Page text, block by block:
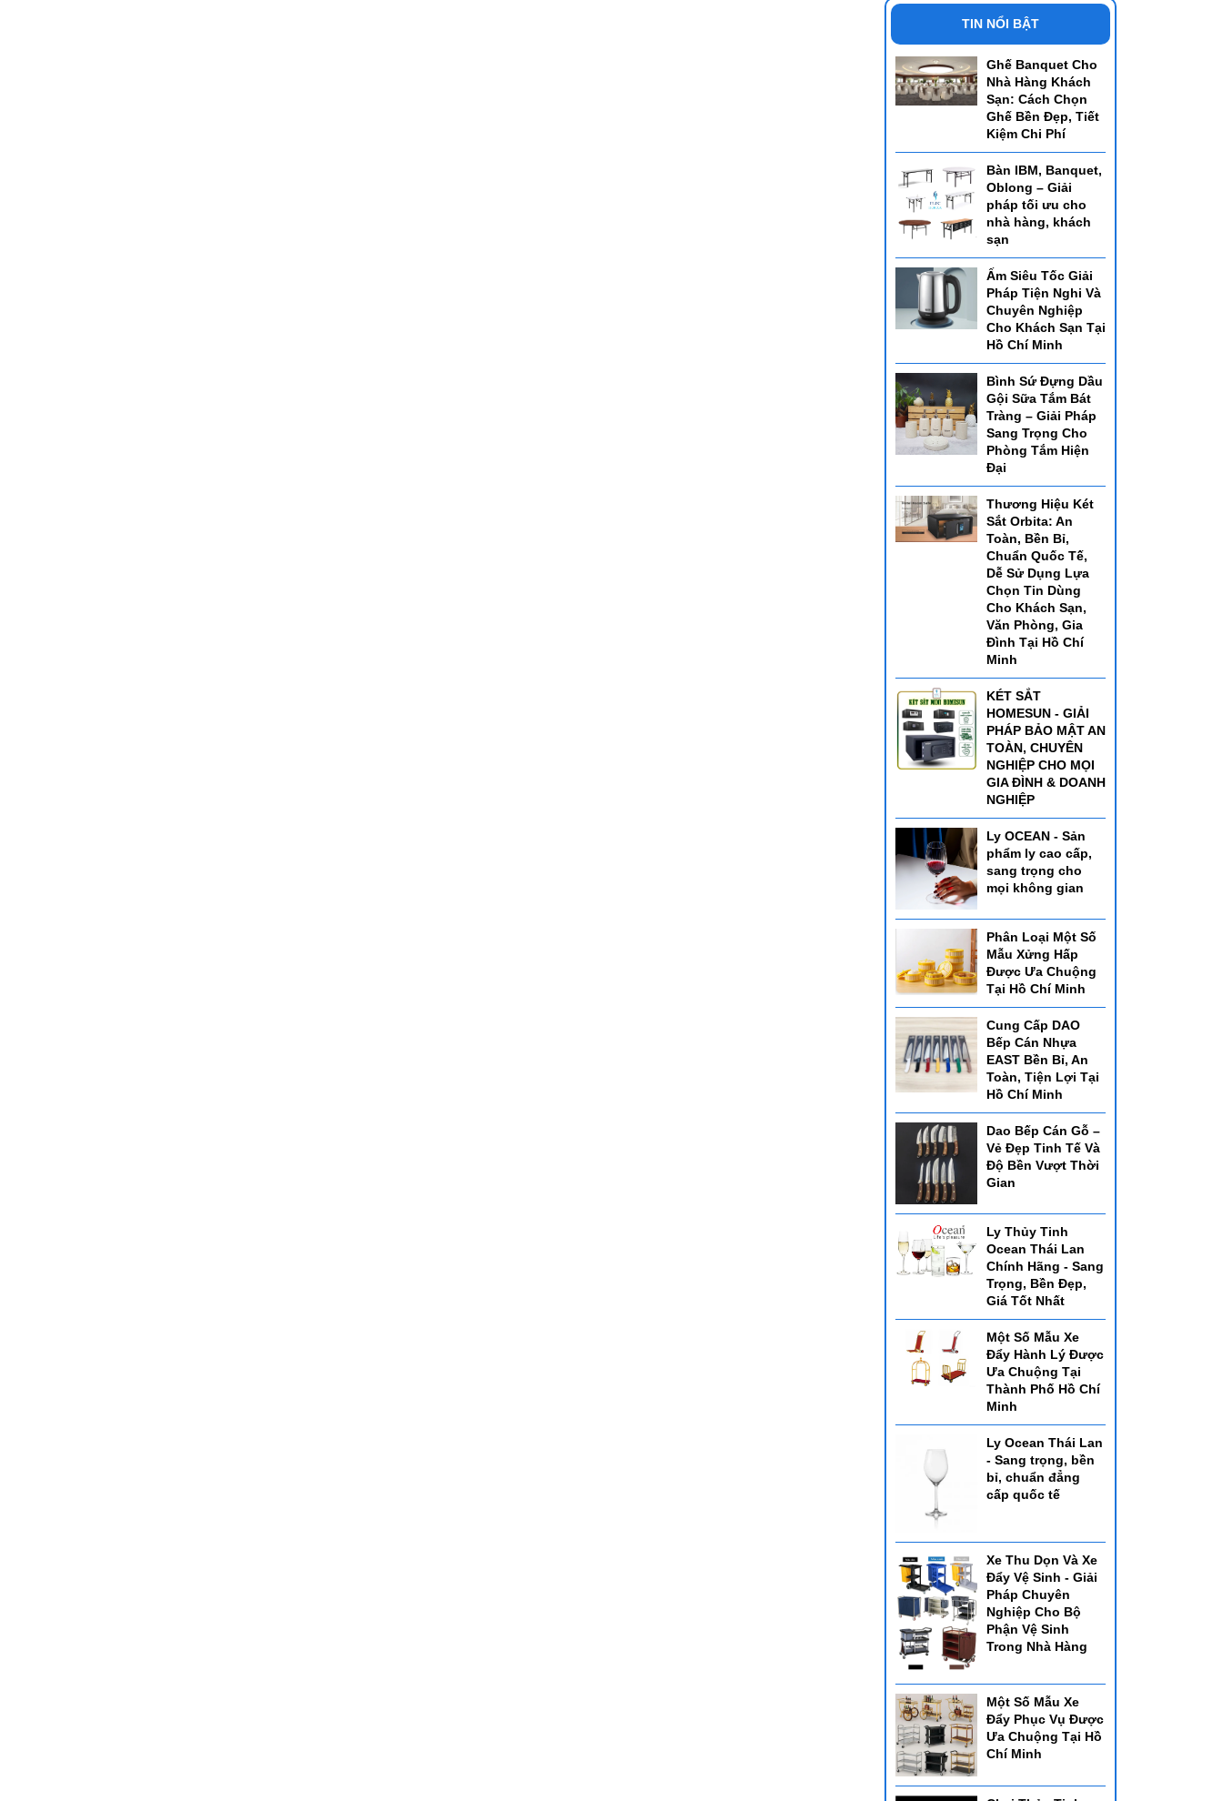
TIN NỔI BẬT
Ghế Banquet Cho
Nhà Hàng Khách
Sạn: Cách Chọn
Ghế Bền Đẹp, Tiết
Kiệm Chi Phí
Bàn IBM, Banquet,
Oblong – Giải
pháp tối ưu cho
nhà hàng, khách
sạn
Ấm Siêu Tốc Giải
Pháp Tiện Nghi Và
Chuyên Nghiệp
Cho Khách Sạn Tại
Hồ Chí Minh
Bình Sứ Đựng Dầu
Gội Sữa Tắm Bát
Tràng – Giải Pháp
Sang Trọng Cho
Phòng Tắm Hiện
Đại
Thương Hiệu Két
Sắt Orbita: An
Toàn, Bền Bỉ,
Chuẩn Quốc Tế,
Dễ Sử Dụng Lựa
Chọn Tin Dùng
Cho Khách Sạn,
Văn Phòng, Gia
Đình Tại Hồ Chí
Minh
KÉT SẮT
HOMESUN - GIẢI
PHÁP BẢO MẬT AN
TOÀN, CHUYÊN
NGHIỆP CHO MỌI
GIA ĐÌNH & DOANH
NGHIỆP
Ly OCEAN - Sản
phẩm ly cao cấp,
sang trọng cho
mọi không gian
Phân Loại Một Số
Mẫu Xửng Hấp
Được Ưa Chuộng
Tại Hồ Chí Minh
Cung Cấp DAO
Bếp Cán Nhựa
EAST Bền Bỉ, An
Toàn, Tiện Lợi Tại
Hồ Chí Minh
Dao Bếp Cán Gỗ –
Vẻ Đẹp Tinh Tế Và
Độ Bền Vượt Thời
Gian
Ly Thủy Tinh
Ocean Thái Lan
Chính Hãng - Sang
Trọng, Bền Đẹp,
Giá Tốt Nhất
Một Số Mẫu Xe
Đẩy Hành Lý Được
Ưa Chuộng Tại
Thành Phố Hồ Chí
Minh
Ly Ocean Thái Lan
- Sang trọng, bền
bỉ, chuẩn đẳng
cấp quốc tế
Xe Thu Dọn Và Xe
Đẩy Vệ Sinh - Giải
Pháp Chuyên
Nghiệp Cho Bộ
Phận Vệ Sinh
Trong Nhà Hàng
Một Số Mẫu Xe
Đẩy Phục Vụ Được
Ưa Chuộng Tại Hồ
Chí Minh